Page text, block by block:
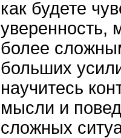
как будете
уверенность,
более
больших
научитесь
мысли и
сложных